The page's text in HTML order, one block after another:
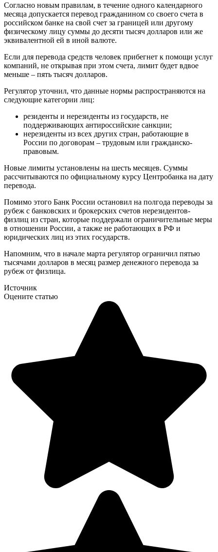
Согласно новым правилам, в течение одного календарного
месяца допускается перевод гражданином со своего счета в
российском банке на свой счет за границей или другому
физическому лицу суммы до десяти тысяч долларов или же
эквивалентной ей в иной валюте.
Если для перевода средств человек прибегнет к помощи услуг
компаний, не открывая при этом счета, лимит будет вдвое
меньше – пять тысяч долларов.
Регулятор уточнил, что данные нормы распространяются на
следующие категории лиц:
резиденты и нерезиденты из государств, не
поддерживающих антироссийские санкции;
нерезиденты из всех других стран, работающие в
России по договорам – трудовым или гражданско-
правовым.
Новые лимиты установлены на шесть месяцев. Суммы
рассчитываются по официальному курсу Центробанка на дату
перевода.
Помимо этого Банк России остановил на полгода переводы за
рубеж с банковских и брокерских счетов нерезидентов-
физлиц из стран, которые поддержали ограничительные меры
в отношении России, а также не работающих в РФ и
юридических лиц из этих государств.
Напомним, что в начале марта регулятор ограничил пятью
тысячами долларов в месяц размер денежного перевода за
рубеж от физлица.
Источник
Оцените статью